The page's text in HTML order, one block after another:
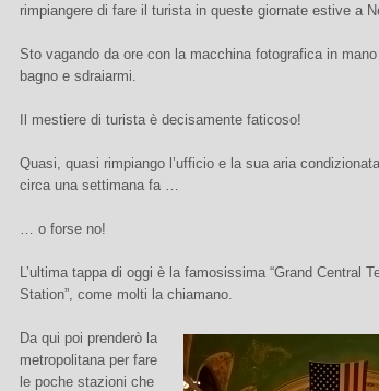
rimpiangere di fare il turista in queste giornate estive a
Sto vagando da ore con la macchina fotografica in
bagno e sdraiarmi.
Il mestiere di turista è decisamente faticoso!
Quasi, quasi rimpiango l’ufficio e la sua aria
circa una settimana fa …
… o forse no!
L’ultima tappa di oggi è la famosissima “Grand Central
Station”, come molti la chiamano.
Da qui poi prenderò la
metropolitana per fare
le poche stazioni che